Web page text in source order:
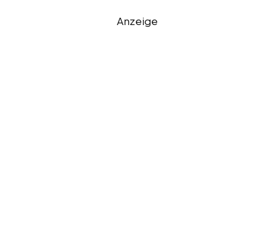
Anzeige